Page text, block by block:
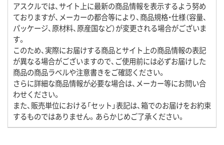
アスクルでは、サイト上に最新の商品情報を表示するよう努め
ておりますが、メーカーの都合等により、商品規格・仕様（容量、
パッケージ、原材料、原産国など）が変更される場合がございま
す。
このため、実際にお届けする商品とサイト上の商品情報の表記
が異なる場合がございますので、ご使用前には必ずお届けした
商品の商品ラベルや注意書きをご確認ください。
さらに詳細な商品情報が必要な場合は、メーカー等にお問い合
わせください。
また、販売単位における「セット」表記は、箱でのお届けをお約束
するものではありません。あらかじめご了承ください。